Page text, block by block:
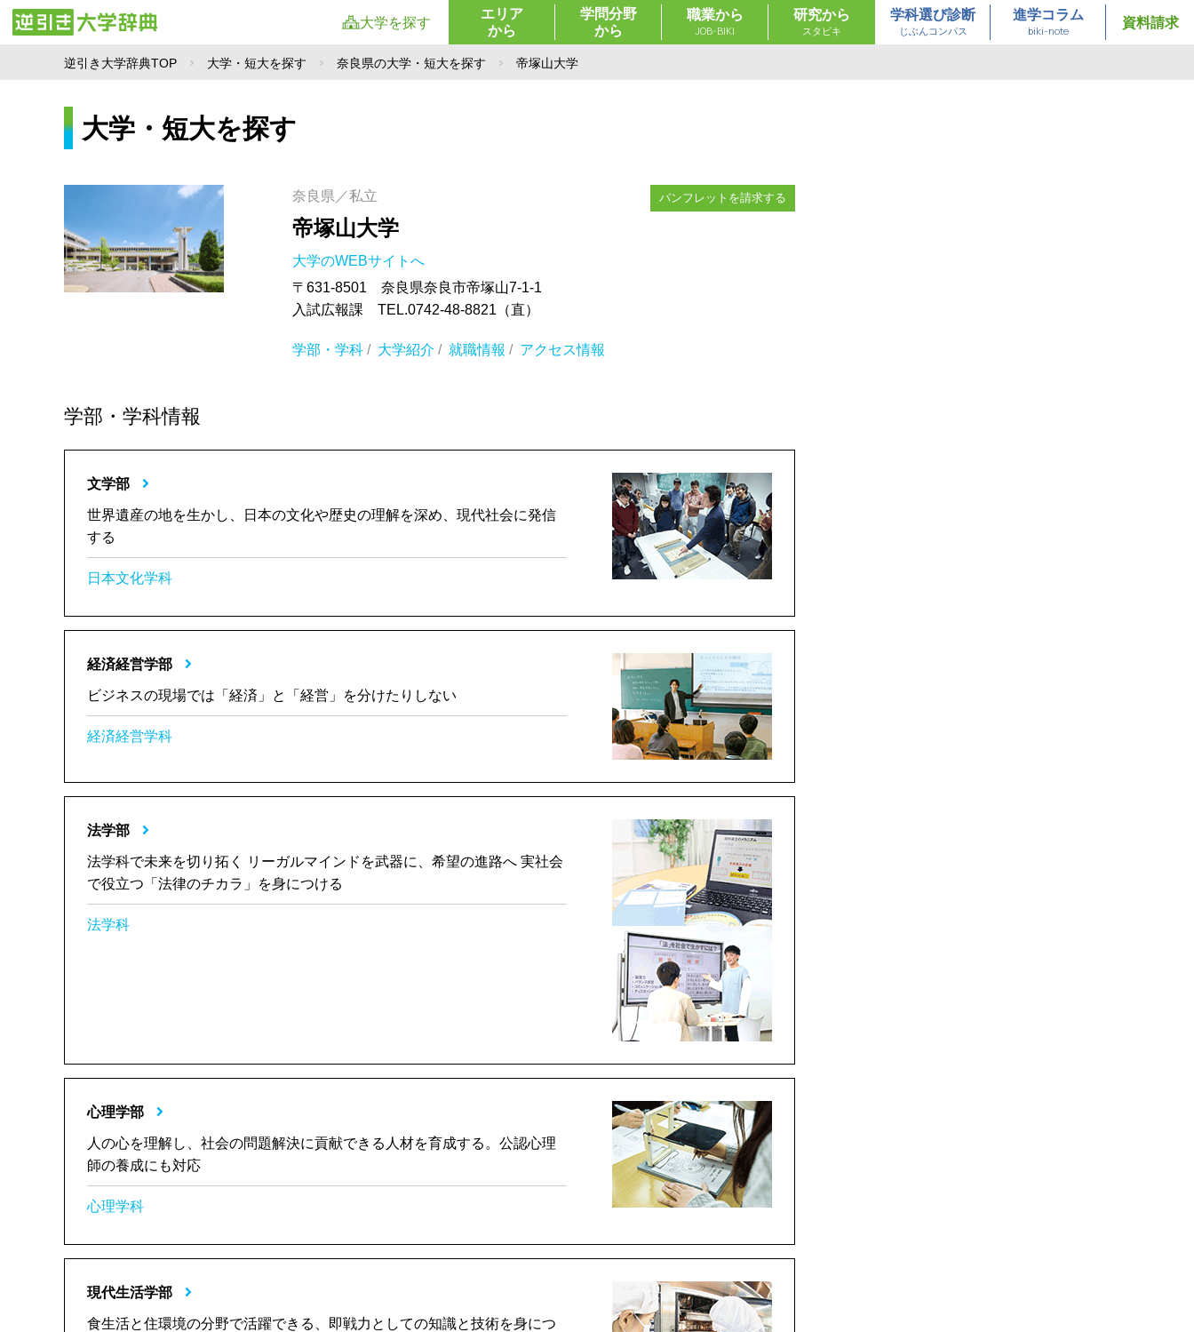
大学を探す
エリア
から
学問分野
から
職業から
JOB-BIKI
研究から
スタビキ
学科選び診断
じぶんコンパス
進学コラム
biki-note
資料請求
逆引き大学辞典TOP 大学・短大を探す 奈良県の大学・短大を探す 帝塚山大学
大学・短大を探す
奈良県／私立
帝塚山大学
大学のWEBサイトへ
〒631-8501 奈良県奈良市帝塚山7-1-1
入試広報課 TEL.0742-48-8821（直）
パンフレットを請求する
学部・学科/ 大学紹介 / 就職情報 / アクセス情報
学部・学科情報
文学部
世界遺産の地を生かし、日本の文化や歴史の理解を深め、現代社会に発信
する
日本文化学科
経済経営学部
ビジネスの現場では「経済」と「経営」を分けたりしない
経済経営学科
法学部
法学科で未来を切り拓く リーガルマインドを武器に、希望の進路へ 実社会
で役立つ「法律のチカラ」を身につける
法学科
心理学部
人の心を理解し、社会の問題解決に貢献できる人材を育成する。公認心理
師の養成にも対応
心理学科
現代生活学部
食生活と住環境の分野で活躍できる、即戦力としての知識と技術を身につ